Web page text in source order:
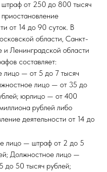
от 250 до 800 тысяч
от 14 до 90 суток. В
области, Санкт-
и Ленинградской области
составляет:
лицо — от 5 до 7 тысяч
лицо — от 35 до
юрлицо — от 400
рублей либо
деятельности от 14 до
лицо — штраф от 2 до 5
Должностное лицо —
до 50 тысяч рублей;